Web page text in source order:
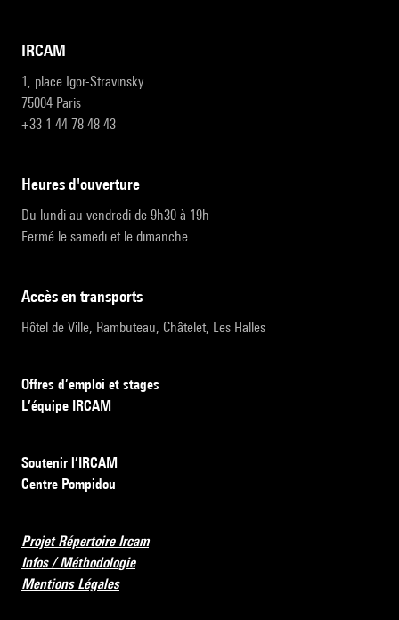
IRCAM
1, place Igor-Stravinsky
75004 Paris
+33 1 44 78 48 43
heures d'ouverture
Du lundi au vendredi de 9h30 à 19h
Fermé le samedi et le dimanche
accès en transports
Hôtel de Ville, Rambuteau, Châtelet, Les Halles
Offres d’emploi et stages
L’équipe IRCAM
Soutenir l’IRCAM
Centre Pompidou
Projet Répertoire Ircam
Infos / Méthodologie
Mentions Légales